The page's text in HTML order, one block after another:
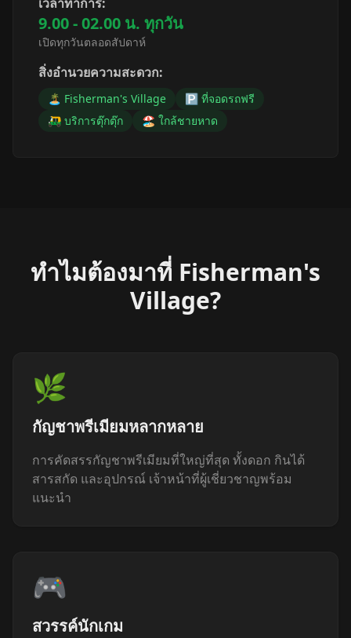
9.00 - 02.00 น. ทุกวัน
เปิดทุกวันตลอดสัปดาห์
สิ่งอำนวยความสะดวก:
🏝️ Fisherman's Village
🅿️ ที่จอดรถฟรี
🛺 บริการตุ๊กตุ๊ก
🏖️ ใกล้ชายหาด
ทำไมต้องมาที่ Fisherman's
Village?
🌿
กัญชาพรีเมียมหลากหลาย
การคัดสรรกัญชาพรีเมียมที่ใหญ่ที่สุด ทั้งดอก กินได้
สารสกัด และอุปกรณ์ เจ้าหน้าที่ผู้เชี่ยวชาญพร้อม
แนะนำ
🎮
สวรรค์นักเกม